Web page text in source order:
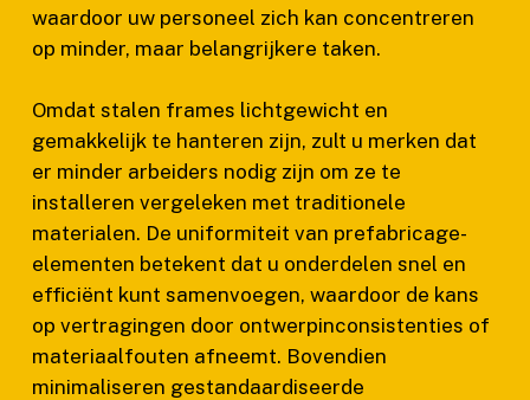
waardoor uw personeel zich kan concentreren
op minder, maar belangrijkere taken.
Omdat stalen frames lichtgewicht en
gemakkelijk te hanteren zijn, zult u merken dat
er minder arbeiders nodig zijn om ze te
installeren vergeleken met traditionele
materialen. De uniformiteit van prefabricage-
elementen betekent dat u onderdelen snel en
efficiënt kunt samenvoegen, waardoor de kans
op vertragingen door ontwerpinconsistenties of
materiaalfouten afneemt. Bovendien
minimaliseren gestandaardiseerde